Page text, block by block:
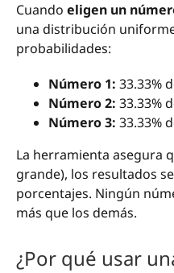
Cuando eligen un
una distribución
probabilidades:
Número 1: 33.33%
Número 2: 33.33%
Número 3: 33.33%
La herramienta asegura
grande), los resultados
porcentajes. Ningún
más que los demás.
¿Por qué usar